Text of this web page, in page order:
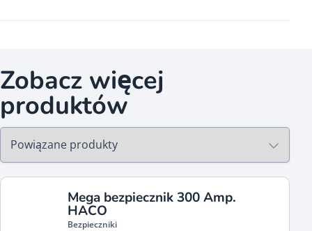
Zobacz więcej
produktów
Mega bezpiecznik 300 Amp.
HACO
Bezpieczniki